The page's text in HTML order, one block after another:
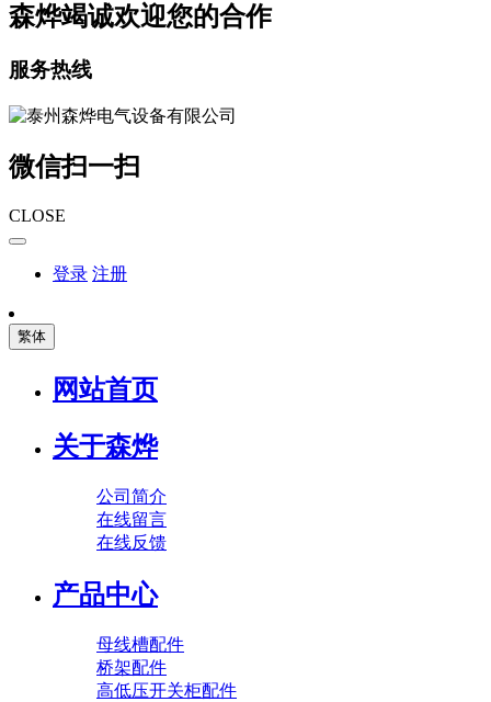
森烨竭诚欢迎您的合作
服务热线
微信扫一扫
CLOSE
登录 注册
繁体
网站首页
关于森烨
公司简介
在线留言
在线反馈
产品中心
母线槽配件
桥架配件
高低压开关柜配件